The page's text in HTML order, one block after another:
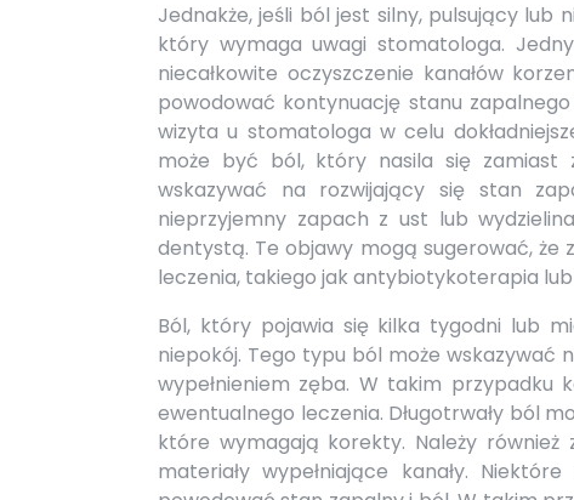
Jednakże, jeśli ból jest silny, pulsujący
który wymaga uwagi stomatologa.
niecałkowite oczyszczenie kanałów
powodować kontynuację stanu
wizyta u stomatologa w celu
może być ból, który nasila się zamiast
wskazywać na rozwijający się stan
nieprzyjemny zapach z ust lub
dentystą. Te objawy mogą sugerować, że
leczenia, takiego jak antybiotykoterapia
Ból, który pojawia się kilka tygodni lub
niepokój. Tego typu ból może wskazywać
wypełnieniem zęba. W takim
ewentualnego leczenia. Długotrwały ból
które wymagają korekty. Należy
materiały wypełniające kanały.